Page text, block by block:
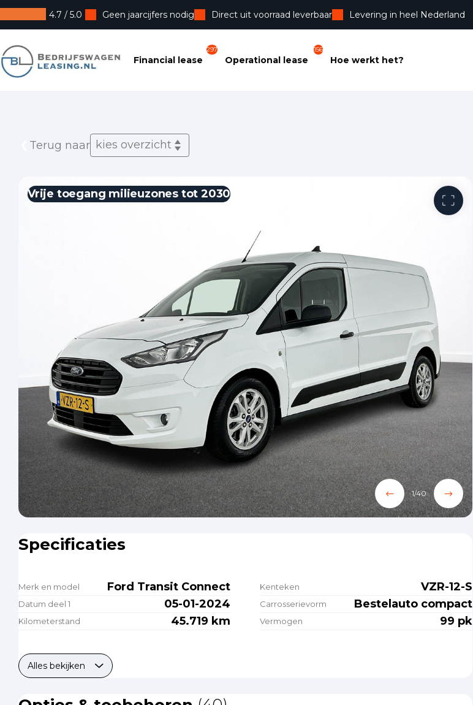
4.7 / 5.0 Geen jaarcijfers nodig Direct uit voorraad leverbaar Levering in heel Nederland
Bedrijfswagenleasing
Financial lease
297
Operational lease
156
Hoe werkt het?
Terug naar kies overzicht
Vrije toegang milieuzones tot 2030
1/40
Specificaties
Merk en model Ford Transit Connect Kenteken VZR-12-S
Datum deel 1 05-01-2024 Carrosserievorm Bestelauto compact
Kilometerstand 45.719 km Vermogen 99 pk
Alles bekijken